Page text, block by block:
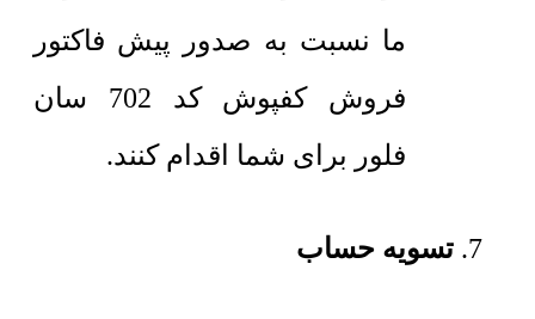
ما نسبت به صدور پیش فاکتور
فروش کفپوش کد 702 سان
فلور برای شما اقدام کنند.
تسویه حساب